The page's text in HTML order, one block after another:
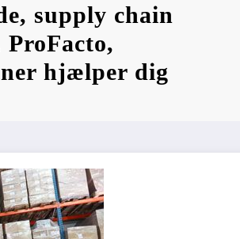
supply chain
hjælper dig